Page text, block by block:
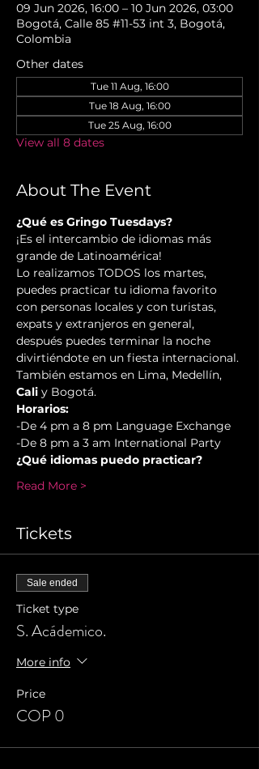
09 Jun 2026, 16:00 – 10 Jun 2026, 03:00
Bogotá, Calle 85 #11-53 int 3, Bogotá,
Colombia
Other dates
Tue 11 Aug, 16:00
Tue 18 Aug, 16:00
Tue 25 Aug, 16:00
View all 8 dates
About The Event
¿Qué es Gringo Tuesdays?
¡Es el intercambio de idiomas más
grande de Latinoamérica!
Lo realizamos TODOS los martes,
puedes practicar tu idioma favorito
con personas locales y con turistas,
expats y extranjeros en general,
después puedes terminar la noche
divirtiéndote en un fiesta internacional.
También estamos en Lima, Medellín,
Cali y Bogotá.
Horarios:
-De 4 pm a 8 pm Language Exchange
-De 8 pm a 3 am International Party
¿Qué idiomas puedo practicar?
Read More >
Tickets
Sale ended
Ticket type
S. Acádemico.
More info
Price
COP 0